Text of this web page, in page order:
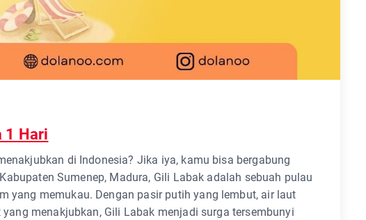
1 Hari
di Indonesia? Jika iya, kamu bisa bergabung
Sumenep, Madura, Gili Labak adalah sebuah pulau
yang memukau. Dengan pasir putih yang lembut, air laut
menakjubkan, Gili Labak menjadi surga tersembunyi